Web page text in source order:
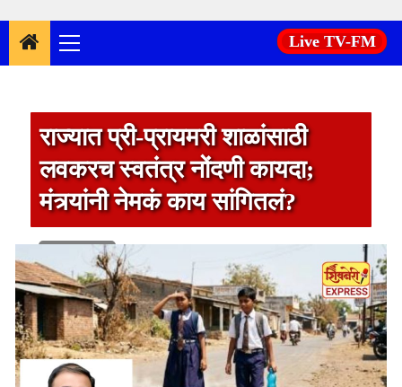
Primary
Menu
Live TV-FM
राज्यात प्री-प्रायमरी शाळांसाठी
लवकरच स्वतंत्र नोंदणी कायदा;
मंत्र्यांनी नेमकं काय सांगितलं?
1 min read